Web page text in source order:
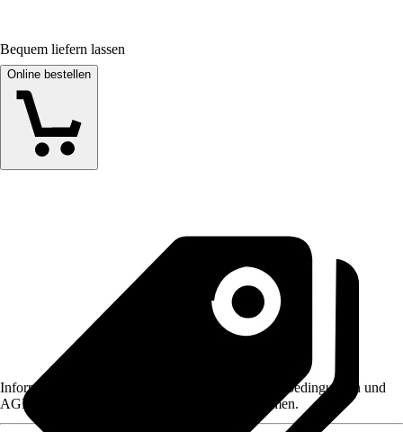
Bequem liefern lassen
Online bestellen
Informationen des Verkäufers, wie z. B. Rückgabebedingungen und
AGB, finden Sie bei Klick auf den Verkäufernamen.